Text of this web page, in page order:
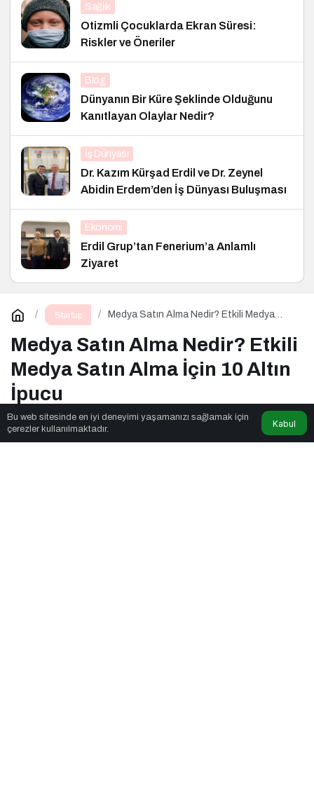
Sağlık
Otizmli Çocuklarda Ekran Süresi:
Riskler ve Öneriler
Blog
Dünyanın Bir Küre Şeklinde Olduğunu
Kanıtlayan Olaylar Nedir?
İş Dünyası
Dr. Kazım Kürşad Erdil ve Dr. Zeynel
Abidin Erdem’den İş Dünyası Buluşması
Ekonomi
Erdil Grup’tan Fenerium’a Anlamlı
Ziyaret
Startup
Medya Satın Alma Nedir? Etkili Medya
Medya Satın Alma Nedir? Etkili
Medya Satın Alma İçin 10 Altın
İpucu
Bu web sitesinde en iyi deneyimi yaşamanızı sağlamak için
çerezler kullanılmaktadır.
Kabul